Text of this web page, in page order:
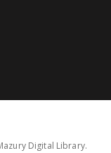
Digital Library.